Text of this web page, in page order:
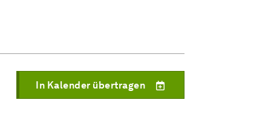
In Kalender übertragen